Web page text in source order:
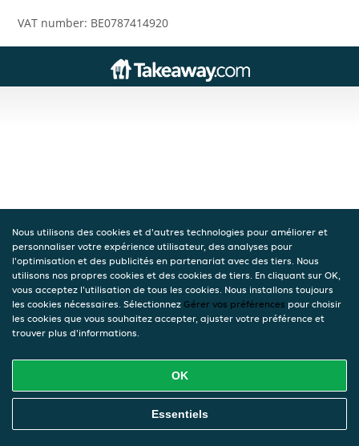
VAT number: BE0787414920
Nous utilisons des cookies et d'autres technologies pour améliorer et
personnaliser votre expérience utilisateur, des analyses pour
l'optimisation et des publicités en partenariat avec des tiers. Nous
utilisons nos propres cookies et des cookies de tiers. En cliquant sur OK,
vous acceptez l'utilisation de tous les cookies. Nous installons toujours
les cookies nécessaires. Sélectionnez Gérer vos préférences pour choisir
les cookies que vous souhaitez accepter, ajuster votre préférence et
trouver plus d'informations.
OK
Essentiels